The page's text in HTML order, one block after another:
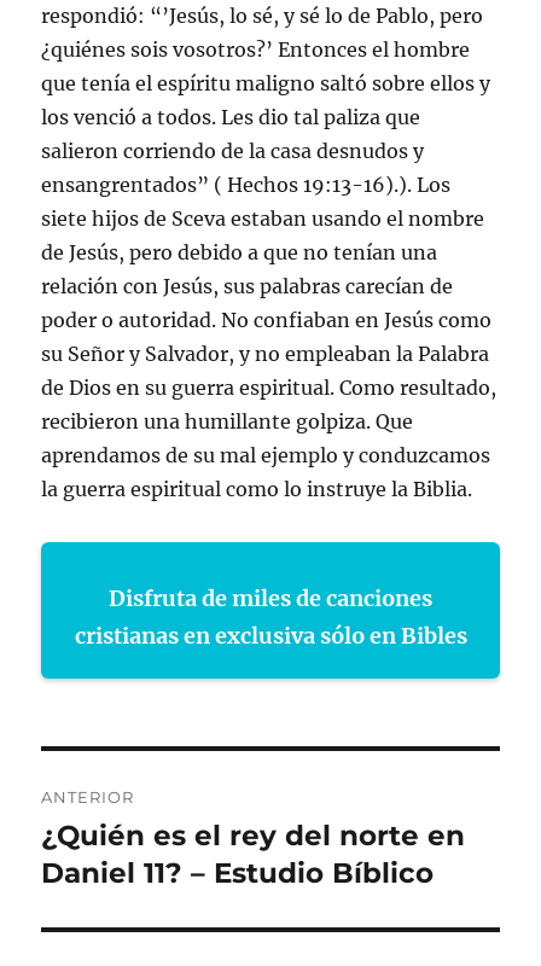
respondió: “’Jesús, lo sé, y sé lo de Pablo, pero
¿quiénes sois vosotros?’ Entonces el hombre
que tenía el espíritu maligno saltó sobre ellos y
los venció a todos. Les dio tal paliza que
salieron corriendo de la casa desnudos y
ensangrentados” ( Hechos 19:13-16).). Los
siete hijos de Sceva estaban usando el nombre
de Jesús, pero debido a que no tenían una
relación con Jesús, sus palabras carecían de
poder o autoridad. No confiaban en Jesús como
su Señor y Salvador, y no empleaban la Palabra
de Dios en su guerra espiritual. Como resultado,
recibieron una humillante golpiza. Que
aprendamos de su mal ejemplo y conduzcamos
la guerra espiritual como lo instruye la Biblia.
Disfruta de miles de canciones
cristianas en exclusiva sólo en Bibles
de
entradas
ANTERIOR
Entrada
anterior:
¿Quién es el rey del norte en
Daniel 11? – Estudio Bíblico